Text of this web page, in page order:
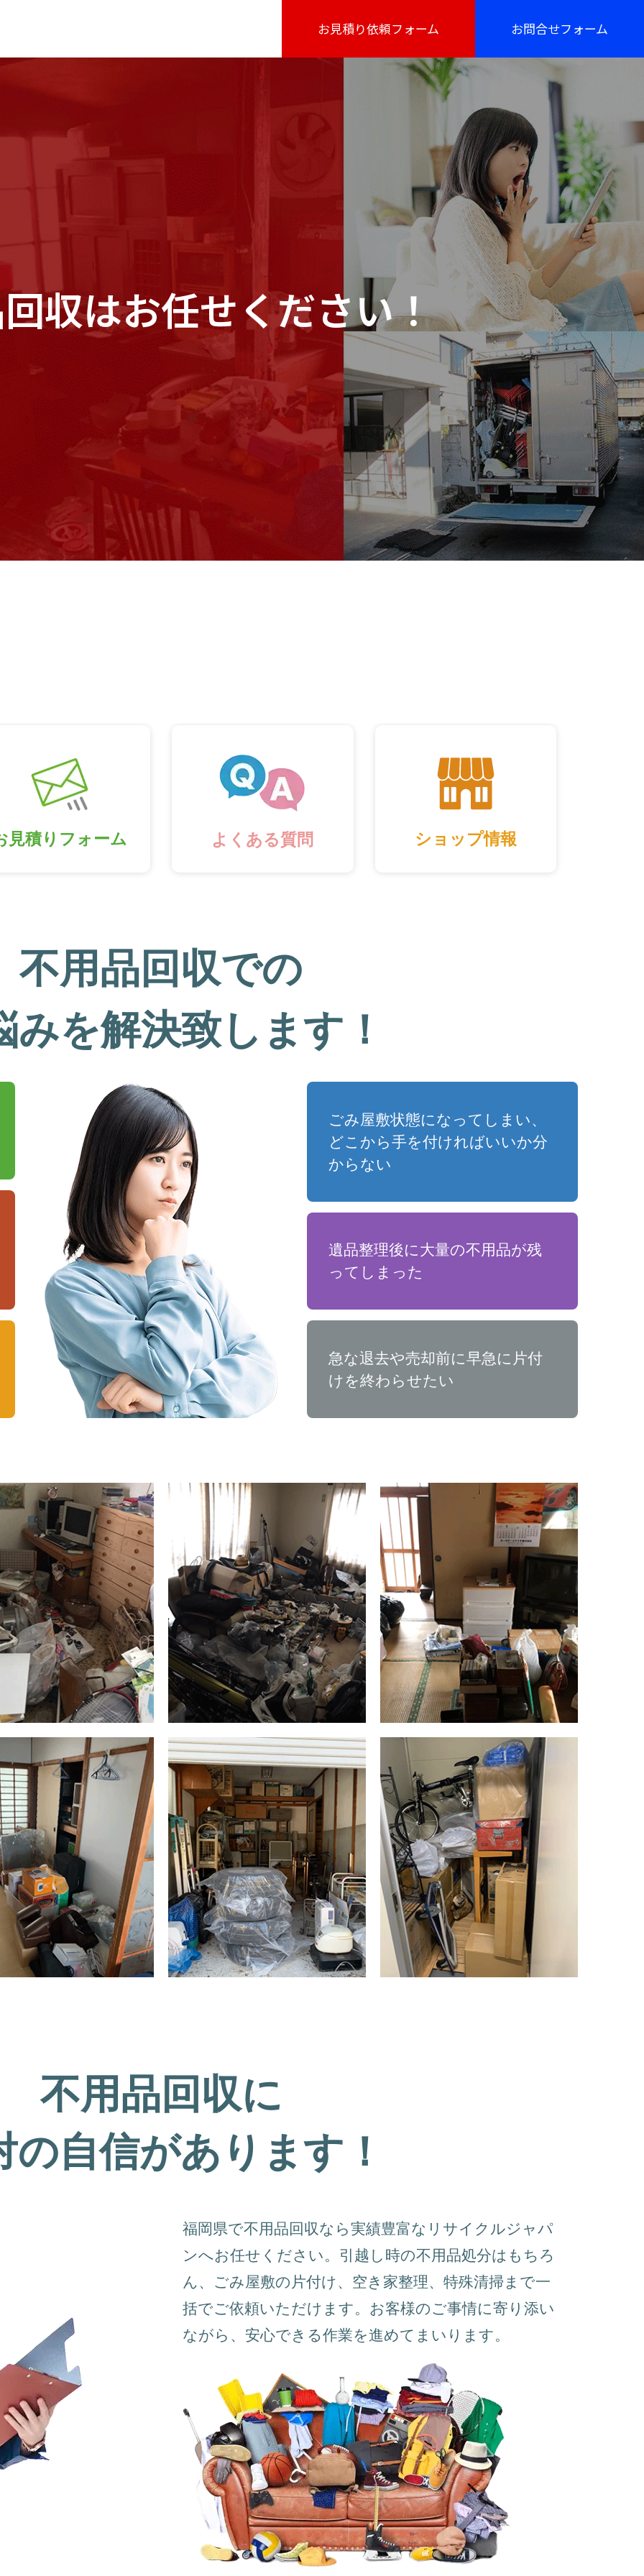
お見積り依頼フォーム お問合せフォーム
収はお任せください！
見積りフォーム よくある質問 ショップ情報
不用品回収での
みを解決致します！
ごみ屋敷状態になってしまい、
どこから手を付ければいいか分
からない
遺品整理後に大量の不用品が残
ってしまった
急な退去や売却前に早急に片付
けを終わらせたい
不用品回収に
の自信があります！
福岡県で不用品回収なら実績豊富なリサイクルジャパ
ンへお任せください。引越し時の不用品処分はもちろ
ん、ごみ屋敷の片付け、空き家整理、特殊清掃まで一
括でご依頼いただけます。お客様のご事情に寄り添い
ながら、安心できる作業を進めてまいります。